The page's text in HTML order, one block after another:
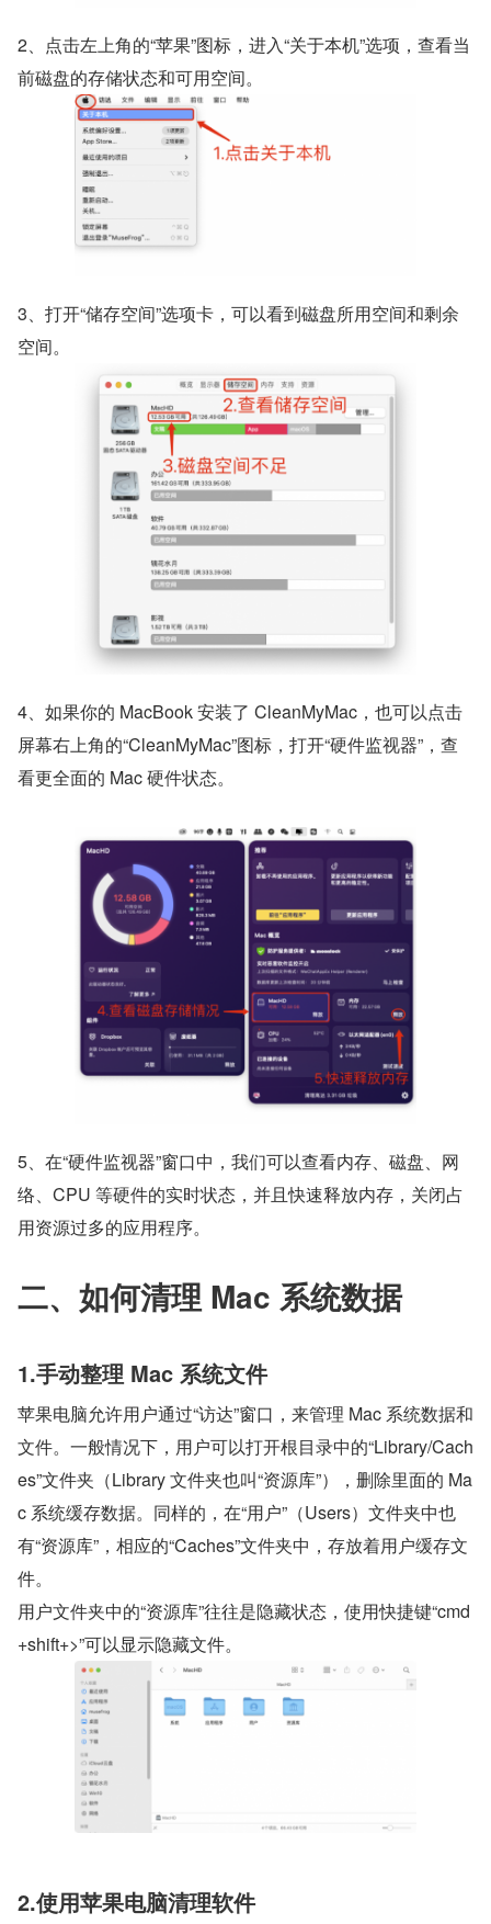
2、点击左上角的“苹果”图标，进入“关于本机”选项，查看当
前磁盘的存储状态和可用空间。
3、打开“储存空间”选项卡，可以看到磁盘所用空间和剩余
空间。
4、如果你的 MacBook 安装了 CleanMyMac，也可以点击
屏幕右上角的“CleanMyMac”图标，打开“硬件监视器”，查
看更全面的 Mac 硬件状态。
5、在“硬件监视器”窗口中，我们可以查看内存、磁盘、网
络、CPU 等硬件的实时状态，并且快速释放内存，关闭占
用资源过多的应用程序。
二、如何清理 Mac 系统数据
1.手动整理 Mac 系统文件
苹果电脑允许用户通过“访达”窗口，来管理 Mac 系统数据和
文件。一般情况下，用户可以打开根目录中的“Library/Cach
es”文件夹（Library 文件夹也叫“资源库”），删除里面的 Ma
c 系统缓存数据。同样的，在“用户”（Users）文件夹中也
有“资源库”，相应的“Caches”文件夹中，存放着用户缓存文
件。
用户文件夹中的“资源库”往往是隐藏状态，使用快捷键“cmd
+shift+>”可以显示隐藏文件。
2.使用苹果电脑清理软件